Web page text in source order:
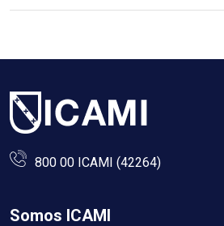
800 00 ICAMI (42264)
Somos ICAMI